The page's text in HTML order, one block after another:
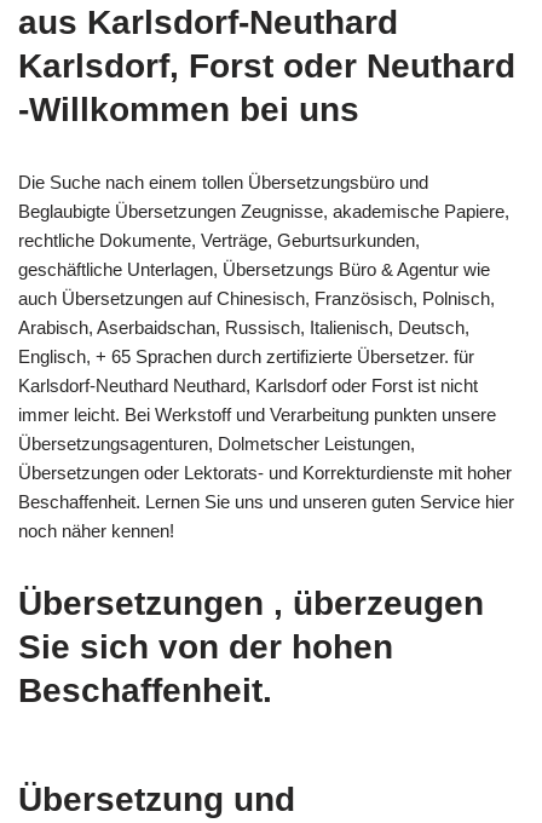
aus Karlsdorf-Neuthard
Karlsdorf, Forst oder Neuthard
-Willkommen bei uns
Die Suche nach einem tollen Übersetzungsbüro und
Beglaubigte Übersetzungen Zeugnisse, akademische Papiere,
rechtliche Dokumente, Verträge, Geburtsurkunden,
geschäftliche Unterlagen, Übersetzungs Büro & Agentur wie
auch Übersetzungen auf Chinesisch, Französisch, Polnisch,
Arabisch, Aserbaidschan, Russisch, Italienisch, Deutsch,
Englisch, + 65 Sprachen durch zertifizierte Übersetzer. für
Karlsdorf-Neuthard Neuthard, Karlsdorf oder Forst ist nicht
immer leicht. Bei Werkstoff und Verarbeitung punkten unsere
Übersetzungsagenturen, Dolmetscher Leistungen,
Übersetzungen oder Lektorats- und Korrekturdienste mit hoher
Beschaffenheit. Lernen Sie uns und unseren guten Service hier
noch näher kennen!
Übersetzungen , überzeugen
Sie sich von der hohen
Beschaffenheit.
Übersetzung und